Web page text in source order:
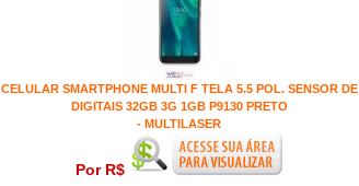
CELULAR SMARTPHONE MULTI F TELA 5.5 POL. SENSOR DE
DIGITAIS 32GB 3G 1GB P9130 PRETO
- MULTILASER
Por R$